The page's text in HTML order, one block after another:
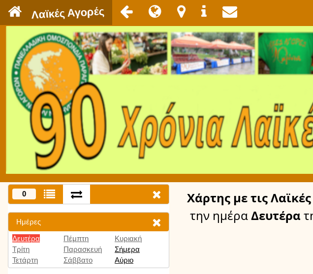
Λαϊκές Αγορές
0
Ημέρες
Δευτέρα
Τρίτη
Τετάρτη
Πέμπτη
Παρασκευή
Σάββατο
Κυριακή
Σήμερα
Αύριο
Χάρτης με τις
την ημέραΔευτέρα